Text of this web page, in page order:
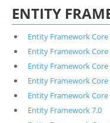
ENTITY
Entity Framework Core
Entity Framework Core
Entity Framework Core
Entity Framework Core
Entity Framework Core
Entity Framework 7.0